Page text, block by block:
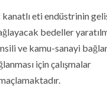
eti endüstrinin
bedeller
ve kamu-sanayi
için çalışmalar